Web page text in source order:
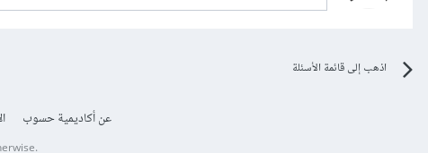
اذهب إلى قائمة الأسئلة
عن أكاديمية حسوب